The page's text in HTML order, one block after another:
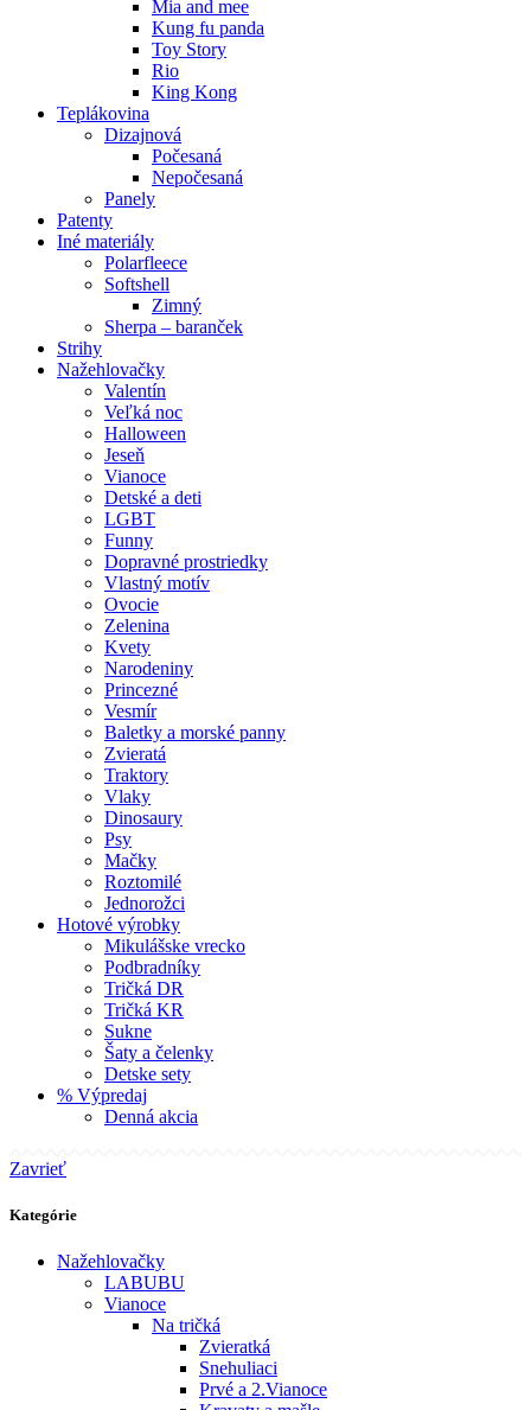
Mia and mee
Kung fu panda
Toy Story
Rio
King Kong
Teplákovina
Dizajnová
Počesaná
Nepočesaná
Panely
Patenty
Iné materiály
Polarfleece
Softshell
Zimný
Sherpa – baranček
Strihy
Nažehlovačky
Valentín
Veľká noc
Halloween
Jeseň
Vianoce
Detské a deti
LGBT
Funny
Dopravné prostriedky
Vlastný motív
Ovocie
Zelenina
Kvety
Narodeniny
Princezné
Vesmír
Baletky a morské panny
Zvieratá
Traktory
Vlaky
Dinosaury
Psy
Mačky
Roztomilé
Jednorožci
Hotové výrobky
Mikulášske vrecko
Podbradníky
Tričká DR
Tričká KR
Sukne
Šaty a čelenky
Detske sety
% Výpredaj
Denná akcia
Zavrieť
Kategórie
Nažehlovačky
LABUBU
Vianoce
Na tričká
Zvieratká
Snehuliaci
Prvé a 2.Vianoce